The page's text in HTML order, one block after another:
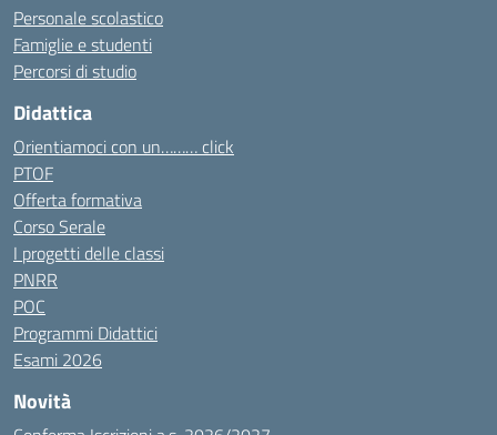
Personale scolastico
Famiglie e studenti
Percorsi di studio
Didattica
Orientiamoci con un……… click
PTOF
Offerta formativa
Corso Serale
I progetti delle classi
PNRR
POC
Programmi Didattici
Esami 2026
Novità